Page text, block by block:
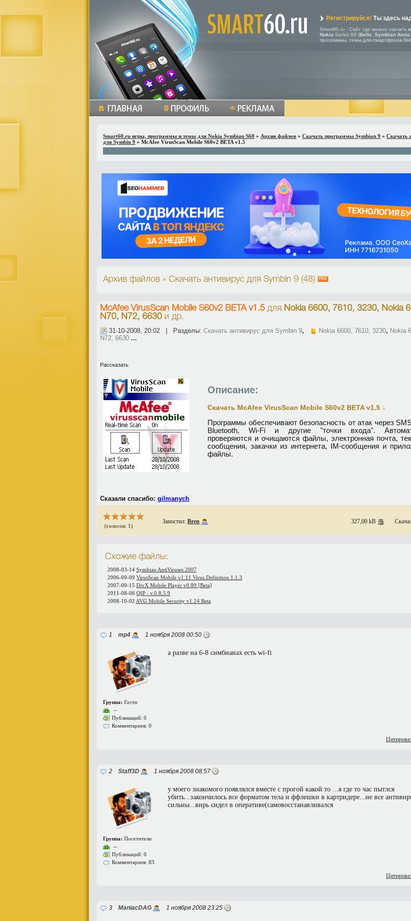
Регистрируйся! Ты здесь
Smart60.ru - Сайт где можно скачать
Nokia Series 60 (Belle Symbian Anna
программы, темы для смартфонов
Smart60.ru игры, программы и темы для Nokia Symbian S60 » Архив файлов » Скачать программы Symbian 9 » Скачать
для Symbin 9 » McAfee VirusScan Mobile S60v2 BETA v1.5
Архив файлов » Скачать антивирус для Symbin 9 (48)
McAfee VirusScan Mobile S60v2 BETA v1.5 для Nokia 6600, 7610, 3230, Nokia
N70, N72, 6630и др.
31-10-2008, 20:02 | Разделы: Скачать антивирус для Symbin 9, Nokia 6600, 7610, 3230, Nokia
N72, 6630 ...
Рассказать
Описание:
Скачать McAfee VirusScan Mobile S60v2 BETA v1.5 ↓
Программы обеспечивают безопасность от атак через
Bluetooth, Wi-Fi и другие "точки входа".
проверяются и очищаются файлы, электронная почта,
сообщения, закачки из интернета, IM-сообщения и
файлы.
Сказали спасибо: gilmanych
(голосов: 1)
Запостил: Bren 327,00 kB
Схожие файлы:
2008-03-14 Symbian AntiViruses 2007
2006-09-09 VirusScan Mobile v1.11 Virus Definition 1.1.3
2007-09-15 DivX Mobile Player v0.89 [Beta]
2011-08-06 QIP - v.0.8.5.9
2008-10-02 AVG Mobile Security v1.24 Beta
1 mp4 1 ноября 2008 00:50
Группа: Гости
--
Публикаций: 0
Комментариев: 0
а разве на 6-8 симбианах есть wi-fi
2 Staff3D 1 ноября 2008 08:57
Группа: Посетители
--
Публикаций: 0
Комментариев: 83
у моего знакомого появлялся вместе с прогой какой то ...я где то час пытлся
убить...закончилось все форматом тела и ффлешки в картридере...не все
сильны...вирь сидел в оперативе(самовосстанавливался
3 ManiacDAG 1 ноября 2008 23:25